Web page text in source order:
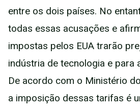
entre os dois países. No
todas essas acusações e
impostas pelos EUA trarão
indústria de tecnologia e para
De acordo com o Ministério
a imposição dessas tarifas é